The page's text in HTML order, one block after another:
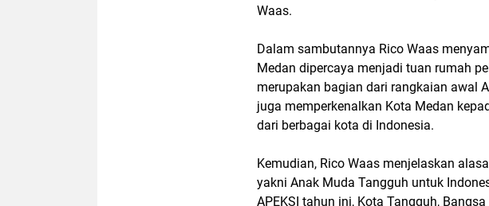
Waas.
Dalam sambutannya Rico Waas
Medan dipercaya menjadi tuan rumah
merupakan bagian dari rangkaian awal
juga memperkenalkan Kota Medan
dari berbagai kota di Indonesia.
Kemudian, Rico Waas menjelaskan
yakni Anak Muda Tangguh untuk
APEKSI tahun ini, Kota Tangguh,